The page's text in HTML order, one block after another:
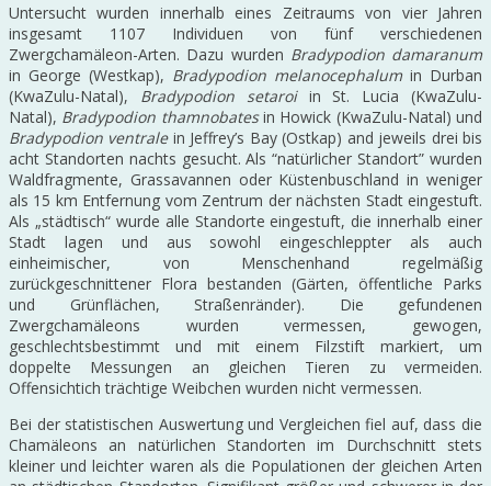
Untersucht wurden innerhalb eines Zeitraums von vier Jahren
insgesamt 1107 Individuen von fünf verschiedenen
Zwergchamäleon-Arten. Dazu wurden Bradypodion damaranum
in George (Westkap), Bradypodion melanocephalumin Durban
(KwaZulu-Natal), Bradypodion setaroiin St. Lucia (KwaZulu-
Natal), Bradypodion thamnobatesin Howick (KwaZulu-Natal) und
Bradypodion ventralein Jeffrey’s Bay (Ostkap) and jeweils drei bis
acht Standorten nachts gesucht. Als “natürlicher Standort” wurden
Waldfragmente, Grassavannen oder Küstenbuschland in weniger
als 15 km Entfernung vom Zentrum der nächsten Stadt eingestuft.
Als „städtisch“ wurde alle Standorte eingestuft, die innerhalb einer
Stadt lagen und aus sowohl eingeschleppter als auch
einheimischer, von Menschenhand regelmäßig
zurückgeschnittener Flora bestanden (Gärten, öffentliche Parks
und Grünflächen, Straßenränder). Die gefundenen
Zwergchamäleons wurden vermessen, gewogen,
geschlechtsbestimmt und mit einem Filzstift markiert, um
doppelte Messungen an gleichen Tieren zu vermeiden.
Offensichtich trächtige Weibchen wurden nicht vermessen.
Bei der statistischen Auswertung und Vergleichen fiel auf, dass die
Chamäleons an natürlichen Standorten im Durchschnitt stets
kleiner und leichter waren als die Populationen der gleichen Arten